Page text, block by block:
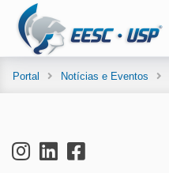
Portal Notícias e Eventos